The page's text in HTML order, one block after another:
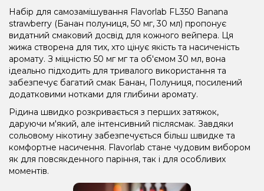
Набір для самозамішування Flavorlab FL350 Banana
strawberry (Банан полуниця, 50 мг, 30 мл) пропонує
видатний смаковий досвід для кожного вейпера. Ця
жижа створена для тих, хто цінує якість та насиченість
аромату. З міцністю 50 мг мг та об'ємом 30 мл, вона
ідеально підходить для тривалого використання та
забезпечує багатий смак Банан, Полуниця, посилений
додатковими нотками для глибини аромату.
Рідина швидко розкривається з перших затяжок,
даруючи м'який, але інтенсивний післясмак. Завдяки
сольовому нікотину забезпечується більш швидке та
комфортне насичення. Flavorlab стане чудовим вибором
як для повсякденного паріння, так і для особливих
моментів.